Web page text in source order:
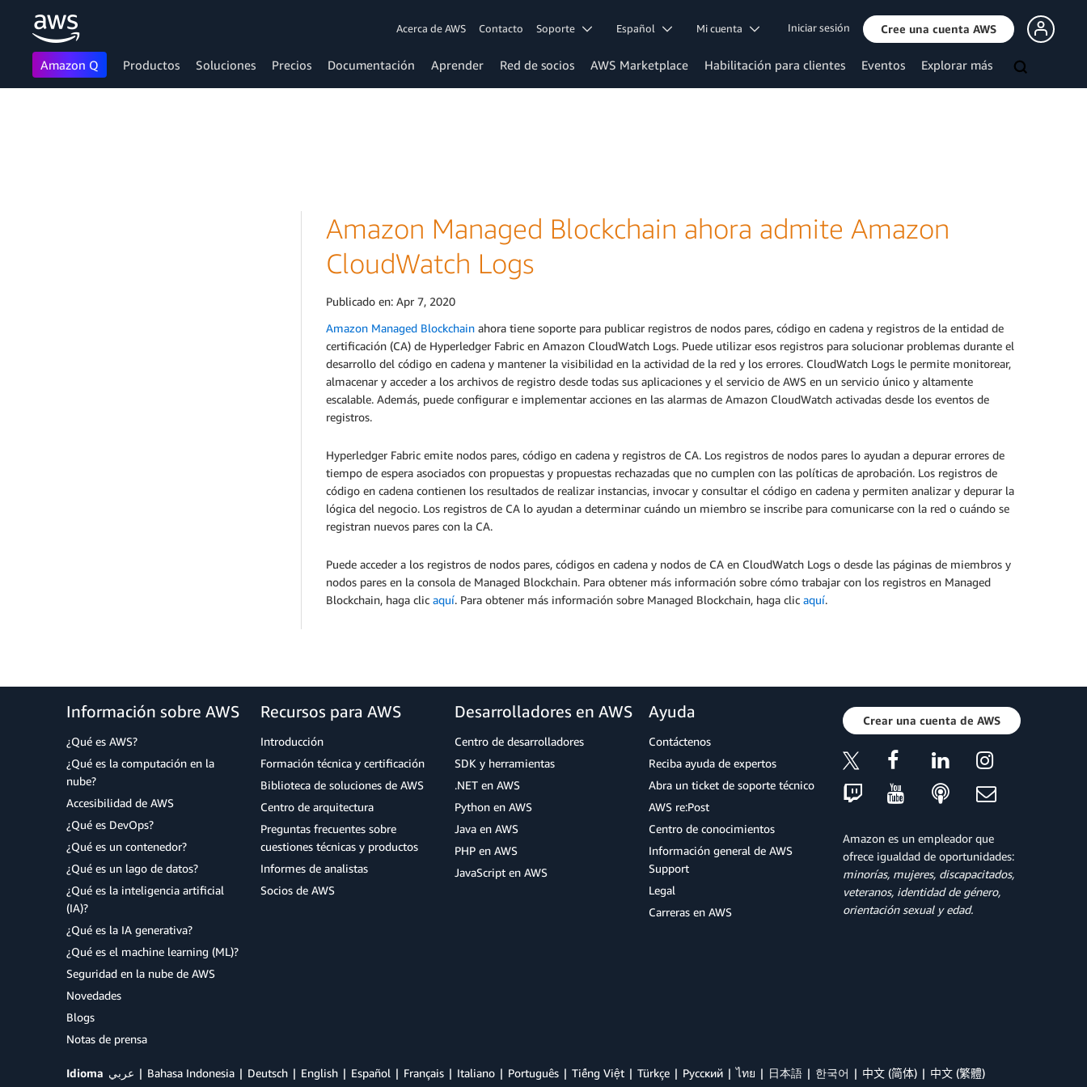
Acerca de AWS Contacto Soporte Español Mi cuenta Iniciar sesión Cree una cuenta AWS
Amazon Q Productos Soluciones Precios Documentación Aprender Red de socios AWS Marketplace Habilitación para clientes Eventos Explorar más
Amazon Managed Blockchain ahora admite Amazon
CloudWatch Logs
Publicado en: Apr 7, 2020
Amazon Managed Blockchain ahora tiene soporte para publicar registros de nodos pares, código en cadena y registros de la entidad de
certificación (CA) de Hyperledger Fabric en Amazon CloudWatch Logs. Puede utilizar esos registros para solucionar problemas durante el
desarrollo del código en cadena y mantener la visibilidad en la actividad de la red y los errores. CloudWatch Logs le permite monitorear,
almacenar y acceder a los archivos de registro desde todas sus aplicaciones y el servicio de AWS en un servicio único y altamente
escalable. Además, puede configurar e implementar acciones en las alarmas de Amazon CloudWatch activadas desde los eventos de
registros.
Hyperledger Fabric emite nodos pares, código en cadena y registros de CA. Los registros de nodos pares lo ayudan a depurar errores de
tiempo de espera asociados con propuestas y propuestas rechazadas que no cumplen con las políticas de aprobación. Los registros de
código en cadena contienen los resultados de realizar instancias, invocar y consultar el código en cadena y permiten analizar y depurar la
lógica del negocio. Los registros de CA lo ayudan a determinar cuándo un miembro se inscribe para comunicarse con la red o cuándo se
registran nuevos pares con la CA.
Puede acceder a los registros de nodos pares, códigos en cadena y nodos de CA en CloudWatch Logs o desde las páginas de miembros y
nodos pares en la consola de Managed Blockchain. Para obtener más información sobre cómo trabajar con los registros en Managed
Blockchain, haga clic aquí. Para obtener más información sobre Managed Blockchain, haga clic aquí.
Información sobre AWS
¿Qué es AWS?
¿Qué es la computación en la
nube?
Accesibilidad de AWS
¿Qué es DevOps?
¿Qué es un contenedor?
¿Qué es un lago de datos?
¿Qué es la inteligencia artificial
(IA)?
¿Qué es la IA generativa?
¿Qué es el machine learning (ML)?
Seguridad en la nube de AWS
Novedades
Blogs
Notas de prensa
Recursos para AWS
Introducción
Formación técnica y certificación
Biblioteca de soluciones de AWS
Centro de arquitectura
Preguntas frecuentes sobre
cuestiones técnicas y productos
Informes de analistas
Socios de AWS
Desarrolladores en AWS
Centro de desarrolladores
SDK y herramientas
.NET en AWS
Python en AWS
Java en AWS
PHP en AWS
JavaScript en AWS
Ayuda
Contáctenos
Reciba ayuda de expertos
Abra un ticket de soporte técnico
AWS re:Post
Centro de conocimientos
Información general de AWS
Support
Legal
Carreras en AWS
Crear una cuenta de AWS
Amazon es un empleador que
ofrece igualdad de oportunidades:
minorías, mujeres, discapacitados,
veteranos, identidad de género,
orientación sexual y edad.
Idioma عربي Bahasa Indonesia Deutsch English Español Français Italiano Português Tiếng Việt Türkçe Ρусский ไทย 日本語 한국어 中文 (简体) 中文 (繁體)